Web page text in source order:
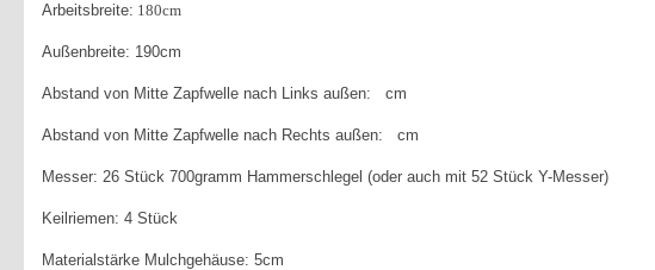
Arbeitsbreite: 180cm
Außenbreite: 190cm
Abstand von Mitte Zapfwelle nach Links außen: cm
Abstand von Mitte Zapfwelle nach Rechts außen: cm
Messer: 26 Stück 700gramm Hammerschlegel (oder auch mit 52 Stück Y-Messer)
Keilriemen: 4 Stück
Materialstärke Mulchgehäuse: 5cm